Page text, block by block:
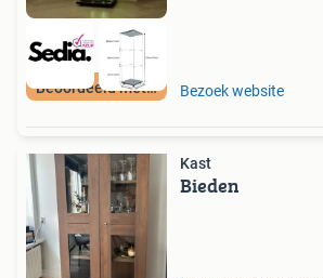
Beoordeeld met 9+ Bezoek website
Kast
Bieden